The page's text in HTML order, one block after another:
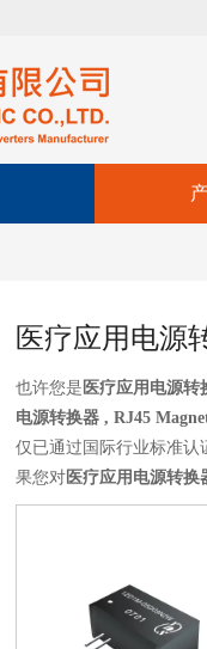
医疗应用电源
也许您是 医疗应用电源转
电源转换器 , RJ45
仅已通过国际行业标准认
果您对医疗应用电源转换